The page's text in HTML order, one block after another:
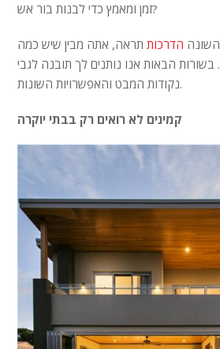
זמן ומאמץ כדי לבנות בור אש?
הדרכותתראה, אתה מבין שיש כמה
בשורות הבאות אנו נותנים לך תובנה לגבי
נקודות המבט והאפשרויות השונות.
קמינים לא רואים רק בבתי יוקרה